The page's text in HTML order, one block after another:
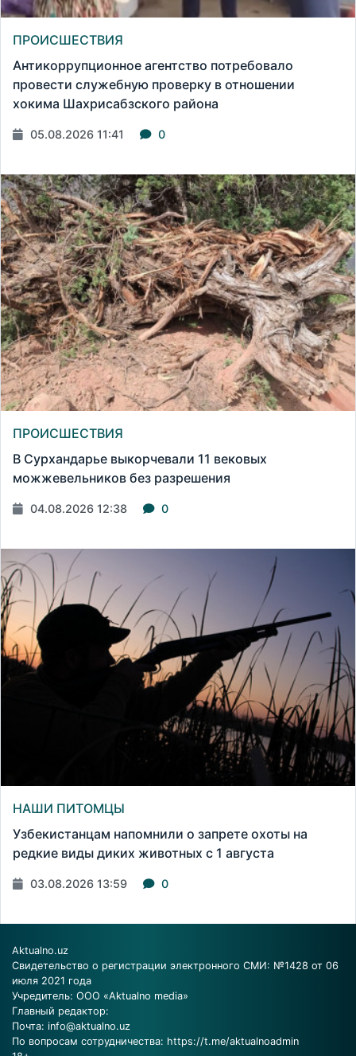
ПРОИСШЕСТВИЯ
Антикоррупционное агентство потребовало
провести служебную проверку в отношении
хокима Шахрисабзского района
05.08.2026 11:41 0
ПРОИСШЕСТВИЯ
В Сурхандарье выкорчевали 11 вековых
можжевельников без разрешения
04.08.2026 12:38 0
НАШИ ПИТОМЦЫ
Узбекистанцам напомнили о запрете охоты на
редкие виды диких животных с 1 августа
03.08.2026 13:59 0
Aktualno.uz
Свидетельство о регистрации электронного СМИ: №1428 от 06
июля 2021 года
Учредитель: ООО «Aktualno media»
Главный редактор:
Почта: info@aktualno.uz
По вопросам сотрудничества: https://t.me/aktualnoadmin